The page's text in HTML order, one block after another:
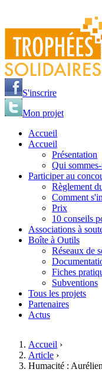
S'inscrire
Mon projet
Accueil
Accueil
Présentation
Qui
Participer au
Règlement
Comment
Prix
10 conseils
Associations à
Boîte à Outils
Réseaux de
Fiches
Subventions
Tous les projets
Partenaires
Actus
Vous êtes ici
Accueil ›
Article ›
Humacité :